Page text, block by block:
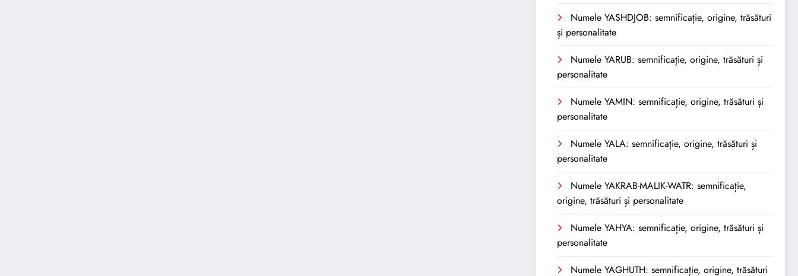
Numele YASHDJOB: semnificație, origine, trăsături
și personalitate
Numele YARUB: semnificație, origine, trăsături și
personalitate
Numele YAMIN: semnificație, origine, trăsături și
personalitate
Numele YALA: semnificație, origine, trăsături și
personalitate
Numele YAKRAB-MALIK-WATR: semnificație,
origine, trăsături și personalitate
Numele YAHYA: semnificație, origine, trăsături și
personalitate
Numele YAGHUTH: semnificație, origine, trăsături